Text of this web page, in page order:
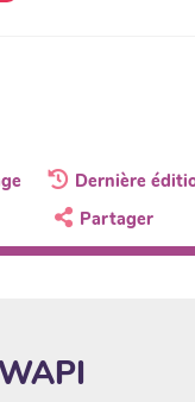
Dernière
Partager